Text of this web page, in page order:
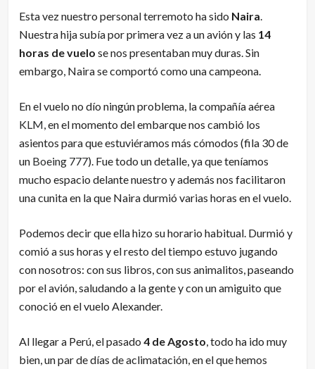
Esta vez nuestro personal terremoto ha sido Naira.
Nuestra hija subía por primera vez a un avión y las 14
horas de vuelo se nos presentaban muy duras. Sin
embargo, Naira se comportó como una campeona.
En el vuelo no dío ningún problema, la compañía aérea
KLM, en el momento del embarque nos cambió los
asientos para que estuviéramos más cómodos (fila 30 de
un Boeing 777). Fue todo un detalle, ya que teníamos
mucho espacio delante nuestro y además nos facilitaron
una cunita en la que Naira durmió varias horas en el vuelo.
Podemos decir que ella hizo su horario habitual. Durmió y
comió a sus horas y el resto del tiempo estuvo jugando
con nosotros: con sus libros, con sus animalitos, paseando
por el avión, saludando a la gente y con un amiguito que
conoció en el vuelo Alexander.
Al llegar a Perú, el pasado4 de Agosto, todo ha ido muy
bien, un par de días de aclimatación, en el que hemos